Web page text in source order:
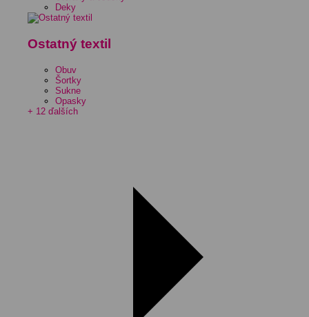
Deky
Ostatný textil
Obuv
Šortky
Sukne
Opasky
+ 12 ďalších